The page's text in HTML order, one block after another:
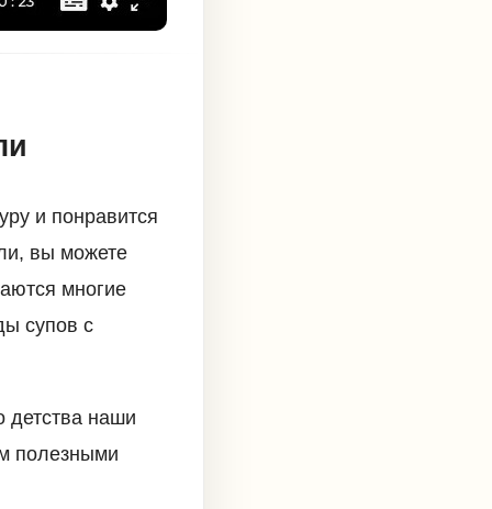
и понравится
вы можете
многие
супов с
детства наши
полезными